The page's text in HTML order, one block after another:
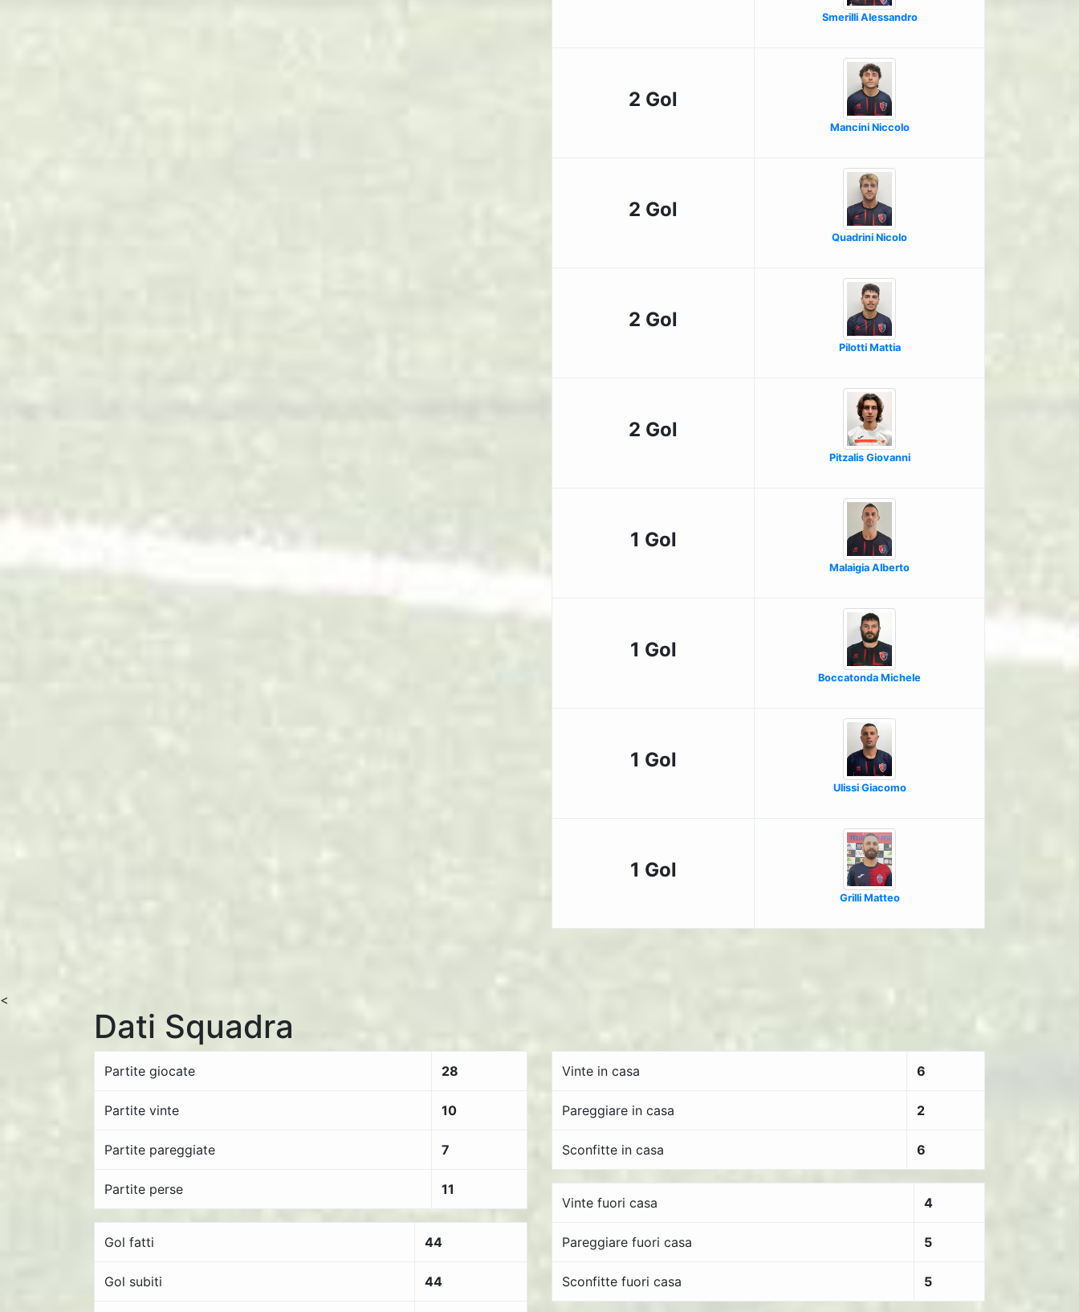
Smerilli Alessandro
2 Gol
Mancini Niccolo
2 Gol
Quadrini Nicolo
2 Gol
Pilotti Mattia
2 Gol
Pitzalis Giovanni
1 Gol
Malaigia Alberto
1 Gol
Boccatonda Michele
1 Gol
Ulissi Giacomo
1 Gol
Grilli Matteo
<
Dati Squadra
Partite giocate 28
Partite vinte 10
Partite pareggiate 7
Partite perse 11
Gol fatti 44
Gol subiti 44
Vinte in casa 6
Pareggiare in casa 2
Sconfitte in casa 6
Vinte fuori casa 4
Pareggiare fuori casa 5
Sconfitte fuori casa 5